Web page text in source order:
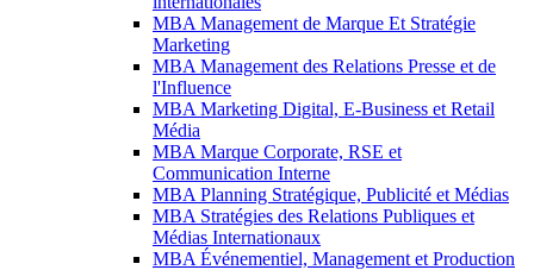
MBA Management de Marque Et Stratégie
Marketing
MBA Management des Relations Presse et de
l'Influence
MBA Marketing Digital, E-Business et Retail
Média
MBA Marque Corporate, RSE et
Communication Interne
MBA Planning Stratégique, Publicité et Médias
MBA Stratégies des Relations Publiques et
Médias Internationaux
MBA Événementiel, Management et Production